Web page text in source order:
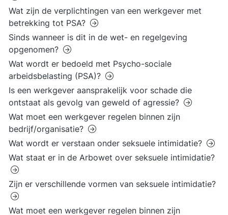
Wat zijn de verplichtingen van een werkgever met
betrekking tot PSA?
Sinds wanneer is dit in de wet- en regelgeving
opgenomen?
Wat wordt er bedoeld met Psycho-sociale
arbeidsbelasting (PSA)?
Is een werkgever aansprakelijk voor schade die
ontstaat als gevolg van geweld of agressie?
Wat moet een werkgever regelen binnen zijn
bedrijf/organisatie?
Wat wordt er verstaan onder seksuele intimidatie?
Wat staat er in de Arbowet over seksuele intimidatie?
Zijn er verschillende vormen van seksuele intimidatie?
Wat moet een werkgever regelen binnen zijn